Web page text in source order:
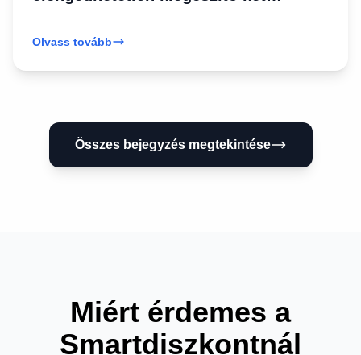
Olvass tovább
Összes bejegyzés megtekintése
Miért érdemes a
Smartdiszkontnál